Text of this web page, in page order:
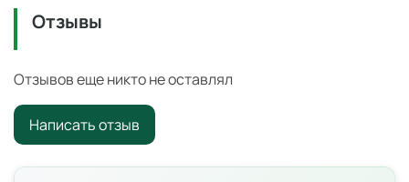
России — 3–14 дней со склада в Ангарске.
Дымоуловитель
оборудование для оснащения образовательных
учреждений по ФГОС и
Цена: 7 700 ₽ с НДС. Поставка по всей России для
школ, детских садов, колледжей и вузов.
Отзывы
Отзывов еще никто не оставлял
Написать отзыв